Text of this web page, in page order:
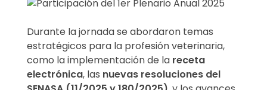
a
o
Durante la jornada se abordaron temas
estratégicos para la profesión veterinaria,
como la implementación de la receta
electrónica, las nuevas resoluciones del